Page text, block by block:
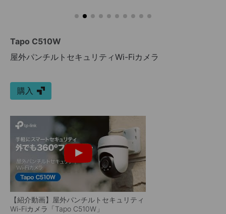
Tapo C510W
屋外パンチルトセキュリティWi-Fiカメラ
購入
【紹介動画】屋外パンチルトセキュリティ
Wi-Fiカメラ「Tapo C510W」